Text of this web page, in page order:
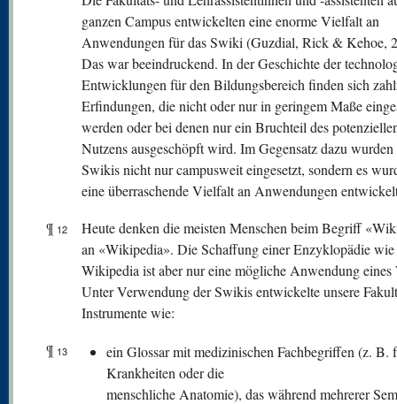
ganzen Campus entwickelten eine enorme Vielfalt an
Anwendungen für das Swiki (Guzdial, Rick & Kehoe,
Das war beeindruckend. In der Geschichte der
Entwicklungen für den Bildungsbereich finden sich
Erfindungen, die nicht oder nur in geringem Maße
werden oder bei denen nur ein Bruchteil des
Nutzens ausgeschöpft wird. Im Gegensatz dazu wurden
Swikis nicht nur campusweit eingesetzt, sondern es
eine überraschende Vielfalt an Anwendungen
¶ 12
Heute denken die meisten Menschen beim Begriff
an «Wikipedia». Die Schaffung einer Enzyklopädie wie
Wikipedia ist aber nur eine mögliche Anwendung
Unter Verwendung der Swikis entwickelte unsere
Instrumente wie:
¶ 13
ein Glossar mit medizinischen Fachbegriffen (z. B.
Krankheiten oder die
menschliche Anatomie), das während mehrerer